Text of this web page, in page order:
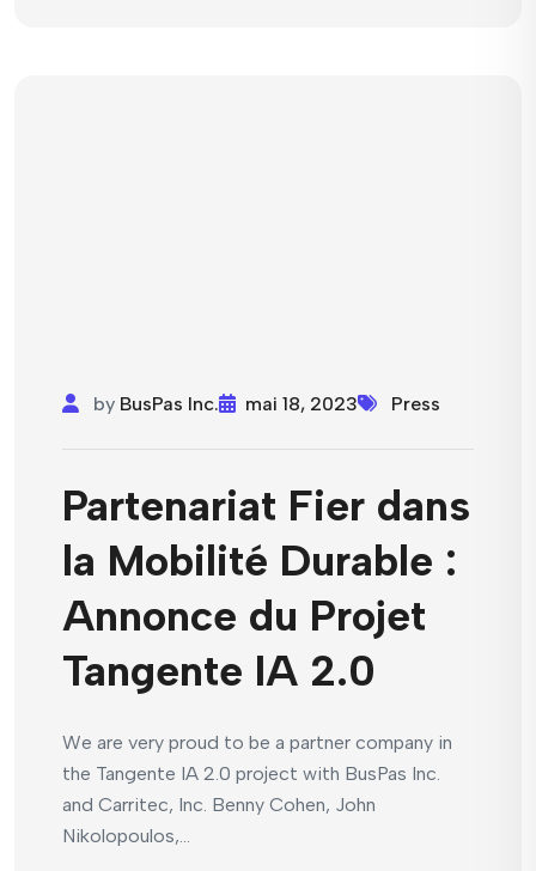
by BusPas Inc. mai 18, 2023 Press
Partenariat Fier dans
la Mobilité Durable :
Annonce du Projet
Tangente IA 2.0
We are very proud to be a partner company in
the Tangente IA 2.0 project with BusPas Inc.
and Carritec, Inc. Benny Cohen, John
Nikolopoulos,...